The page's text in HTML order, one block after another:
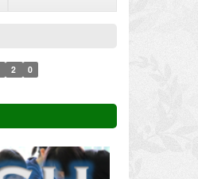
2 0